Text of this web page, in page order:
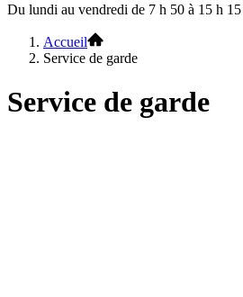
Du lundi au vendredi de 7 h 50 à 15 h 15
Accueil
Service de garde
Service de garde